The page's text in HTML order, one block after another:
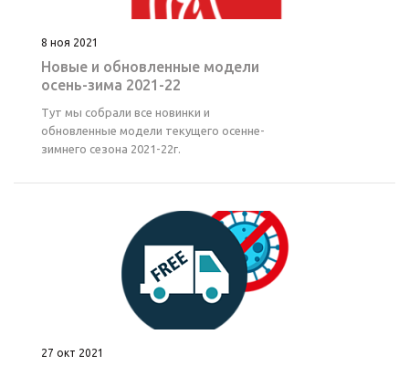
8 ноя 2021
Новые и обновленные модели
осень-зима 2021-22
Тут мы собрали все новинки и
обновленные модели текущего осенне-
зимнего сезона 2021-22г.
27 окт 2021